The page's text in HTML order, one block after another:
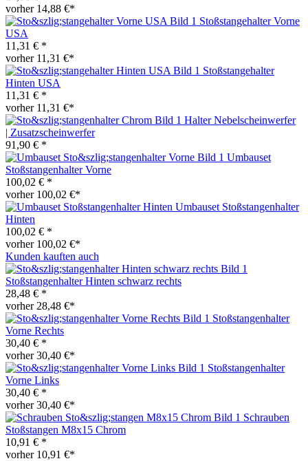
vorher 14,88 €*
Stoßstangehalter Vorne
USA
11,31 € *
vorher 11,31 €*
Stoßstangehalter
Hinten USA
11,31 € *
vorher 11,31 €*
Halter Nebelscheinwerfer
| Zusatzscheinwerfer
91,90 € *
Umbauset
Stoßstangenhalter Vorne
100,02 € *
vorher 100,02 €*
Umbauset Stoßstangenhalter
Hinten
100,02 € *
vorher 100,02 €*
Kunden kauften auch
Stoßstangenhalter Hinten schwarz rechts
28,48 € *
vorher 28,48 €*
Stoßstangenhalter
Vorne Rechts
30,40 € *
vorher 30,40 €*
Stoßstangenhalter
Vorne Links
30,40 € *
vorher 30,40 €*
Schrauben
Stoßstangen M8x15 Chrom
10,91 € *
vorher 10,91 €*